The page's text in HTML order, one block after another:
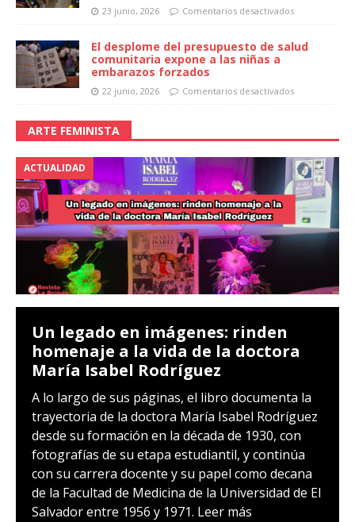
23 junio, 2026 Comentarios desactivados
El desplome del presupuesto de salud
comunitaria expone a las niñas a
embarazos forzados
22 junio, 2026 Comentarios desactivados
ARTE FEMINISTA
ACTUALIDAD
Un legado en imágenes: rinden
homenaje a la vida de la doctora
María Isabel Rodríguez
A lo largo de sus páginas, el libro documenta la
trayectoria de la doctora María Isabel Rodríguez
desde su formación en la década de 1930, con
fotografías de su etapa estudiantil, y continúa
con su carrera docente y su papel como decana
de la Facultad de Medicina de la Universidad de El
Salvador entre 1956 y 1971. Leer más